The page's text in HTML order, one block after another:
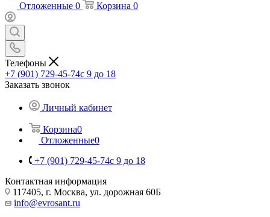
Отложенные 0 Корзина 0
Телефоны
+7 (901) 729-45-74c 9 до 18
Заказать звонок
Личный кабинет
Корзина0
Отложенные0
+7 (901) 729-45-74c 9 до 18
Контактная информация
117405, г. Москва, ул. дорожная 60Б
info@evrosant.ru